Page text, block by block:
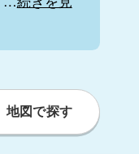
地図で探す